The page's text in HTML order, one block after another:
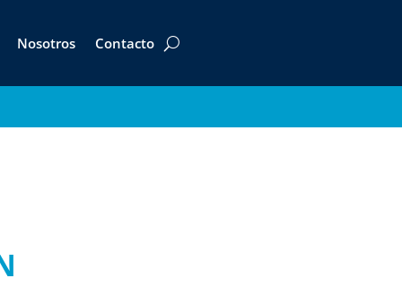
Nosotros Contacto